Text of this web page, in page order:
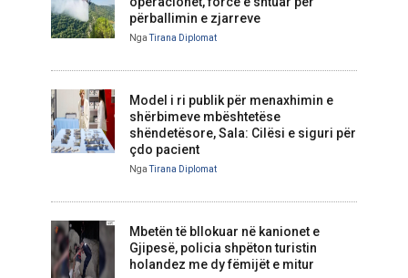
përballimin e zjarreve
NgaTirana Diplomat
Model i ri publik për menaxhimin e
shërbimeve mbështetëse
shëndetësore, Sala: Cilësi e siguri për
çdo pacient
NgaTirana Diplomat
Mbetën të bllokuar në kanionet e
Gjipesë, policia shpëton turistin
holandez me dy fëmijët e mitur